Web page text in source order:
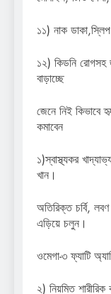
১১) নাক
১২) কিডনি রোগসহ
বাড়াচ্ছে
জেনে নিই কিভাবে
কমাবেন
১)স্বাস্থ্যকর
খান।
অতিরিক্ত চর্বি,
এড়িয়ে চলুন।
ওমেগা-৩ ফ্যাটি
২) নিয়মিত শারীরিক